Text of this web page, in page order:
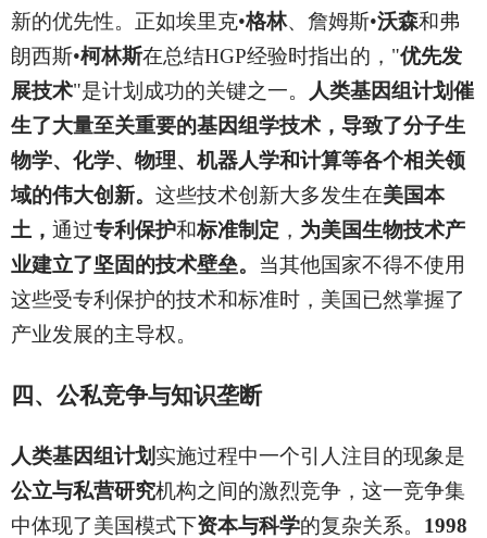
新的优先性。正如埃里克•格林、詹姆斯•沃森和弗
朗西斯•柯林斯在总结HGP经验时指出的，"优先发
展技术"是计划成功的关键之一。
人类基因组计划催
生了大量至关重要的基因组学技术，导致了分子生
物学、化学、物理、机器人学和计算等各个相关领
域的伟大创新。 这些技术创新大多发生在美国本
土， 通过专利保护和标准制定 ， 为美国生物技术产
业建立了坚固的技术壁垒。 当其他国家不得不使用
这些受专利保护的技术和标准时，美国已然掌握了
产业发展的主导权。
四、公私竞争与知识垄断
人类基因组计划 实施过程中一个引人注目的现象是
公立与私营研究机构之间的激烈竞争，这一竞争集
中体现了美国模式下资本与科学的复杂关系。 1998